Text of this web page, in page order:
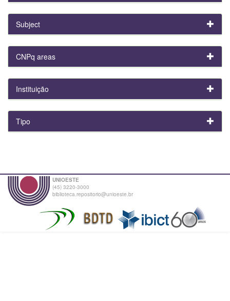
Subject
CNPq areas
Instituição
Tipo
UNIOESTE
(45) 3220-3000
biblioteca.repositorio@unioeste.br